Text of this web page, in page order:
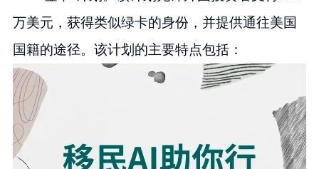
万美元，获得类似绿卡的身份，并提供通往美国
国籍的途径。该计划的主要特点包括：